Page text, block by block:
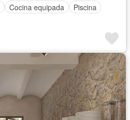
Cocina equipada
Piscina